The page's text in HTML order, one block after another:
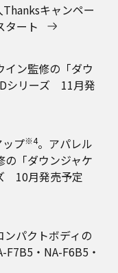
Thanksキャンペー
ート
イン監修の「ダウ
シリーズ 11月発
プ※4。アパレル
の「ダウンジャケ
10月発売予定
ンパクトボディの
・NA-F6B5・